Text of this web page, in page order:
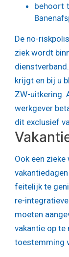
behoort
De no-
ziek wordt
krijgt en bij u
ZW-uitkering.
werkgever
dit exclusief
Ook een
feitelijk te
re-
moeten
vakantie op te
toestemming